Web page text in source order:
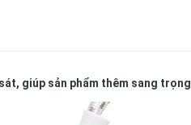
giúp sản phẩm thêm sang trọng